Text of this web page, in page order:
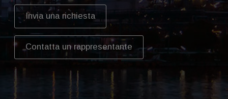
Invia una richiesta
Contatta un rappresentante